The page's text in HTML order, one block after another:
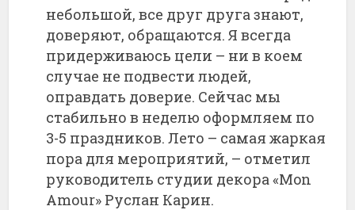
небольшой, все друг друга знают,
доверяют, обращаются. Я всегда
придерживаюсь цели – ни в коем
случае не подвести людей,
оправдать доверие. Сейчас мы
стабильно в неделю оформляем по
3-5 праздников. Лето – самая жаркая
пора для мероприятий, – отметил
руководитель студии декора «Mon
Amour» Руслан Карин.